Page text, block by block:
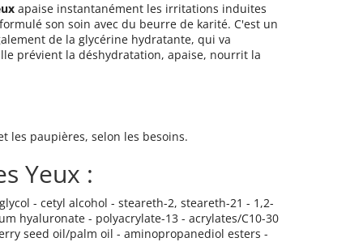
apaise instantanément les irritations induites
son soin avec du beurre de karité. C'est un
de la glycérine hydratante, qui va
prévient la déshydratation, apaise, nourrit la
les paupières, selon les besoins.
Yeux :
- cetyl alcohol - steareth-2, steareth-21 - 1,2-
hyaluronate - polyacrylate-13 - acrylates/C10-30
seed oil/palm oil - aminopropanediol esters -